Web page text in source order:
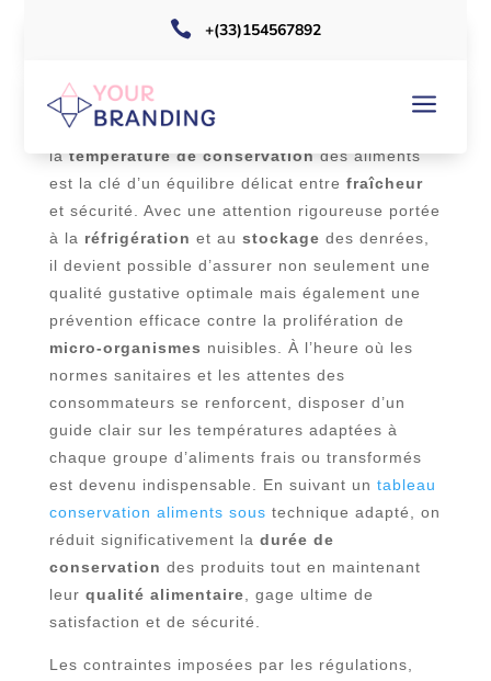
 +(33)154567892
a
Dans l’univers exigeant de la cuisine
professionnelle comme du foyer, la maîtrise de
latempérature de conservationdes aliments
est la clé d’un équilibre délicat entre fraîcheur
et sécurité. Avec une attention rigoureuse portée
à la réfrigération et au stockage des denrées,
il devient possible d’assurer non seulement une
qualité gustative optimale mais également une
prévention efficace contre la prolifération de
micro-organismes nuisibles. À l’heure où les
normes sanitaires et les attentes des
consommateurs se renforcent, disposer d’un
guide clair sur les températures adaptées à
chaque groupe d’aliments frais ou transformés
est devenu indispensable. En suivant un tableau
conservation aliments sous technique adapté, on
réduit significativement la durée de
conservation des produits tout en maintenant
leur qualité alimentaire , gage ultime de
satisfaction et de sécurité.
Les contraintes imposées par les régulations,